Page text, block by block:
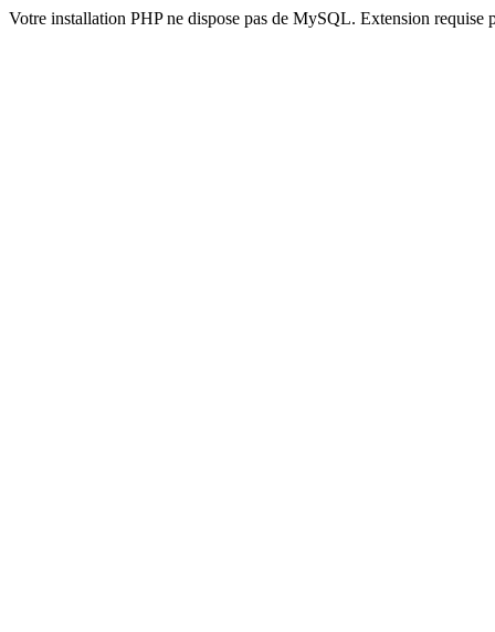
Votre installation PHP ne dispose pas de MySQL. Extension requise